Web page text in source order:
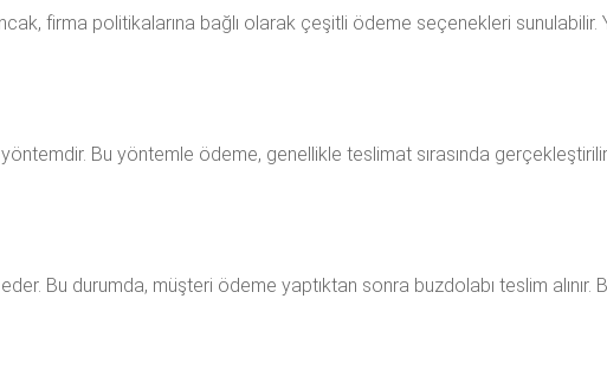
firma politikalarına bağlı olarak çeşitli ödeme seçenekleri sunulabilir.
yöntemdir. Bu yöntemle ödeme, genellikle teslimat sırasında
Bu durumda, müşteri ödeme yaptıktan sonra buzdolabı teslim alınır.